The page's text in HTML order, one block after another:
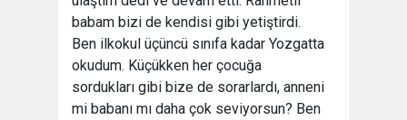
babam bizi de kendisi gibi yetiştirdi.
Ben ilkokul üçüncü sınıfa kadar Yozgatta
okudum. Küçükken her çocuğa
sordukları gibi bize de sorarlardı, anneni
mi babanı mı daha çok seviyorsun? Ben